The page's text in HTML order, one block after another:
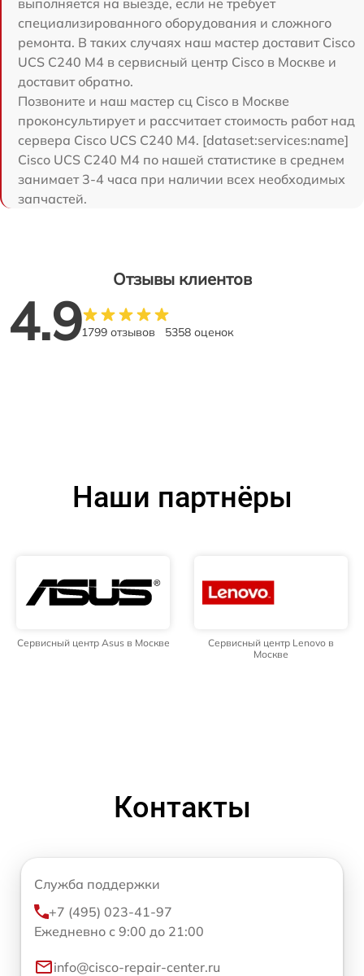
выполняется на выезде, если не требует
специализированного оборудования и сложного
ремонта. В таких случаях наш мастер доставит Cisco
UCS C240 M4 в сервисный центр Cisco в Москве и
доставит обратно.
Позвоните и наш мастер сц Cisco в Москве
проконсультирует и рассчитает стоимость работ над
сервера Cisco UCS C240 M4. [dataset:services:name]
Cisco UCS C240 M4 по нашей статистике в среднем
занимает 3-4 часа при наличии всех необходимых
запчастей.
Отзывы клиентов
4.91799 отзывов 5358 оценок
Наши партнёры
Сервисный центр Asus в Москве
Сервисный центр Lenovo в
Москве
Контакты
Служба поддержки
+7 (495) 023-41-97
Ежедневно с 9:00 до 21:00
info@cisco-repair-center.ru